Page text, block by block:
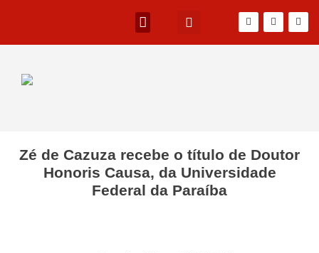
Zé de Cazuza recebe o título de Doutor
Honoris Causa, da Universidade
Federal da Paraíba